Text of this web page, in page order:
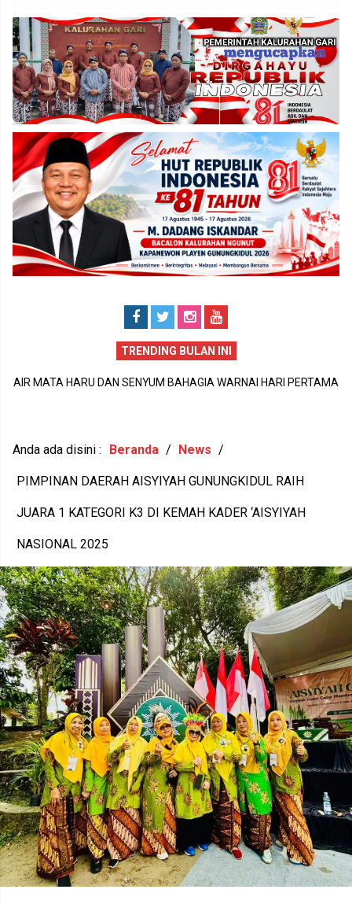
TRENDING BULAN INI
AIR MATA HARU DAN SENYUM BAHAGIA WARNAI HARI PERTAMA
Anda ada disini : Beranda / News /
PIMPINAN DAERAH AISYIYAH GUNUNGKIDUL RAIH
JUARA 1 KATEGORI K3 DI KEMAH KADER ‘AISYIYAH
NASIONAL 2025